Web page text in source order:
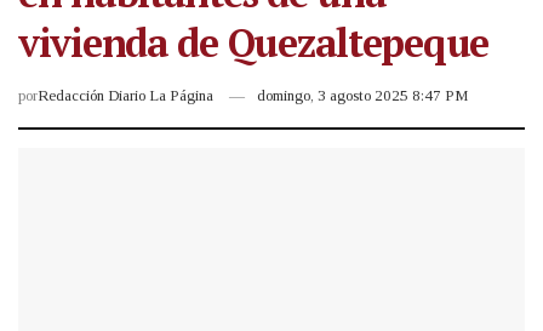
vivienda de Quezaltepeque
porRedacción Diario La Página domingo, 3 agosto 2025 8:47 PM